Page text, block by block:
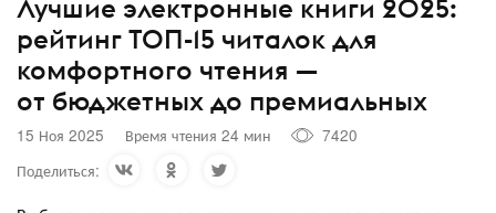
Лучшие электронные книги 2025:
рейтинг ТОП-15 читалок для
комфортного чтения —
от бюджетных до премиальных
15 Ноя 2025 Время чтения 24 мин
7420
Поделиться: